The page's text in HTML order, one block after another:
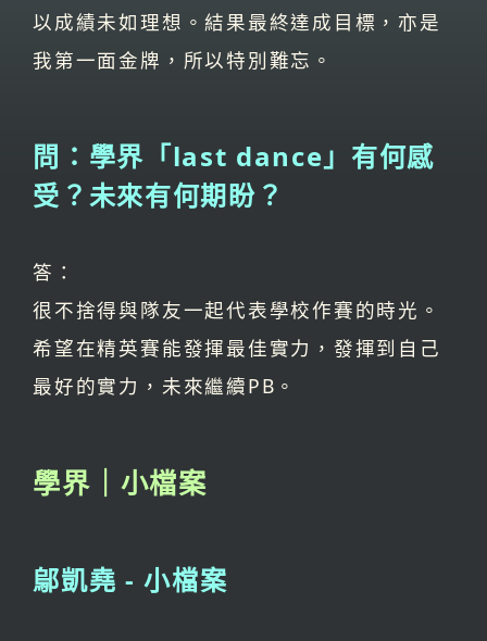
以成績未如理想。結果最終達成目標，亦是
我第一面金牌，所以特別難忘。
問：學界「last dance」有何感
受？未來有何期盼？
答：
很不捨得與隊友一起代表學校作賽的時光。
希望在精英賽能發揮最佳實力，發揮到自己
最好的實力，未來繼續PB。
學界｜小檔案
鄔凱堯 - 小檔案